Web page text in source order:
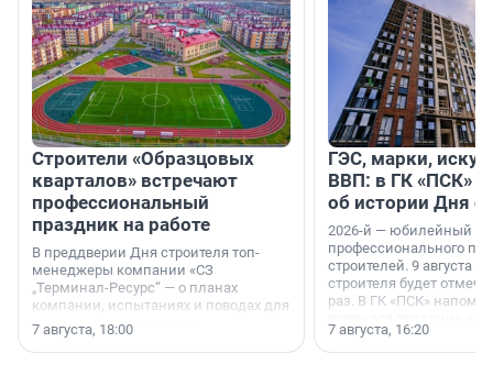
Строители «Образцовых
кварталов» встречают
профессиональный
праздник на работе
В преддверии Дня строителя топ-
менеджеры компании «СЗ
„Терминал-Ресурс“ — о планах
компании, испытаниях и поводах для
осторожного оптимизма.
7 августа, 18:00
ГЭС, марки,
ВВП: в ГК «ПСК»
об истории Дня
2026-й — юбилейный
профессионального
строителей. 9 августа
строителя будет
раз. В ГК «ПСК»
поменялась роль
7 августа, 16:20